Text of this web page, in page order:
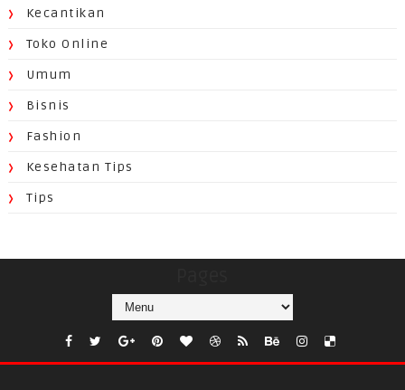
Kecantikan
Toko Online
Umum
Bisnis
Fashion
Kesehatan Tips
Tips